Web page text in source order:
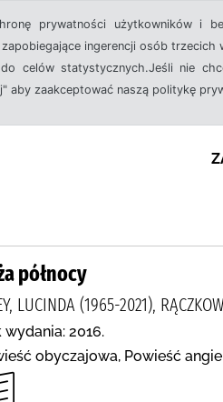
prywatności użytkowników i
ingerencji osób
celów statystycznych.Jeśli nie
aby zaakceptować naszą politykę
północy
LUCINDA (1965-2021),
wydania: 2016.
obyczajowa, Powieść